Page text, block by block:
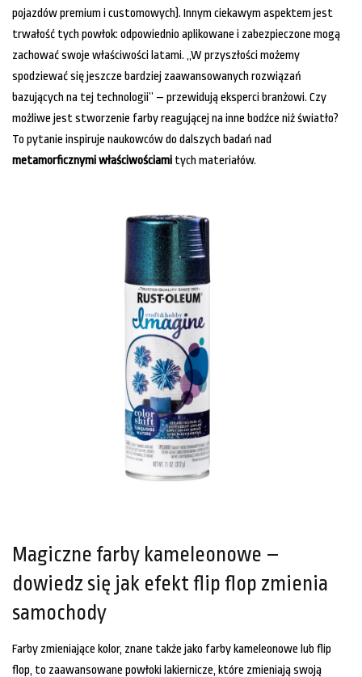
pojazdów premium i customowych). Innym ciekawym aspektem jest
trwałość tych powłok: odpowiednio aplikowane i zabezpieczone mogą
zachować swoje właściwości latami. „W przyszłości możemy
spodziewać się jeszcze bardziej zaawansowanych rozwiązań
bazujących na tej technologii” – przewidują eksperci branżowi. Czy
możliwe jest stworzenie farby reagującej na inne bodźce niż światło?
To pytanie inspiruje naukowców do dalszych badań nad
metamorficznymi właściwościami tych materiałów.
Magiczne farby kameleonowe –
dowiedz się jak efekt flip flop zmienia
samochody
Farby zmieniające kolor, znane także jako farby kameleonowe lub flip
flop, to zaawansowane powłoki lakiernicze, które zmieniają swoją